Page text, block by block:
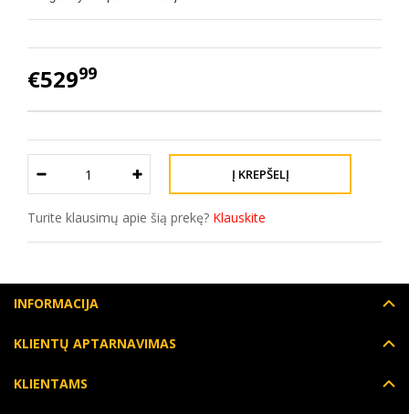
€52999
Turite klausimų apie šią prekę? Klauskite
INFORMACIJA
KLIENTŲ APTARNAVIMAS
KLIENTAMS